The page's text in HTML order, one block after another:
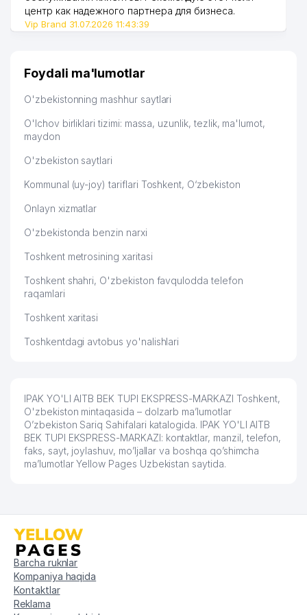
центр как надежного партнера для бизнеса.
Vip Brand 31.07.2026 11:43:39
Foydali ma'lumotlar
O'zbekistonning mashhur saytlari
O'lchov birliklari tizimi: massa, uzunlik, tezlik, ma'lumot,
maydon
O'zbekiston saytlari
Kommunal (uy-joy) tariflari Toshkent, O‘zbekiston
Onlayn xizmatlar
O'zbekistonda benzin narxi
Toshkent metrosining xaritasi
Toshkent shahri, O'zbekiston favqulodda telefon
raqamlari
Toshkent xaritasi
Toshkentdagi avtobus yo'nalishlari
IPAK YO'LI AITB BEK TUPI EKSPRESS-MARKAZI Toshkent,
O'zbekiston mintaqasida – dolzarb ma’lumotlar
O’zbekiston Sariq Sahifalari katalogida. IPAK YO'LI AITB
BEK TUPI EKSPRESS-MARKAZI: kontaktlar, manzil, telefon,
faks, sayt, joylashuv, mo’ljallar va boshqa qo’shimcha
ma’lumotlar Yellow Pages Uzbekistan saytida.
Barcha ruknlar
Kompaniya haqida
Kontaktlar
Reklama